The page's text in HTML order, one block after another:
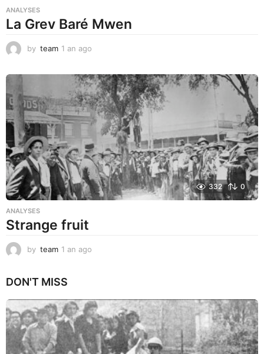
ANALYSES
La Grev Baré Mwen
by team 1 an ago
a
g
o
332 0
ANALYSES
Strange fruit
by team 1 an ago
o
DON'T MISS